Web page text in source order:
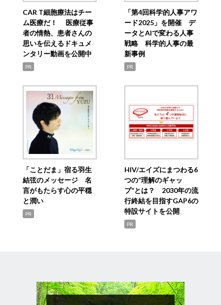
CAR T細胞療法はチー
ム医療だ！ 医療従事
者の情熱、患者さんの
思いを伝えるドキュメ
ンタリー動画を公開中
PR
「第4回科学的人事アワ
ード2025」を開催 デ
ータとAIで変わる人事
戦略 科学的人事の最
新事例
PR
「ことだま」宿る羽生
結弦のメッセージ 名
言がもたらす心の平穏
と潤い
PR
HIV/エイズにまつわる6
つの“理解のギャッ
プ”とは？ 2030年の流
行終結を目指すGAP6の
特設サイトを公開
PR